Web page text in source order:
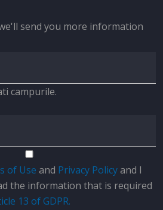
send you more information
campurile.
of Use and Privacy Policyand I
the information that is required
13 of GDPR.